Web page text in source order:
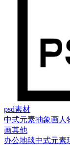
psd素材
中式元素抽象画人
画其他
办公地毯中式元素